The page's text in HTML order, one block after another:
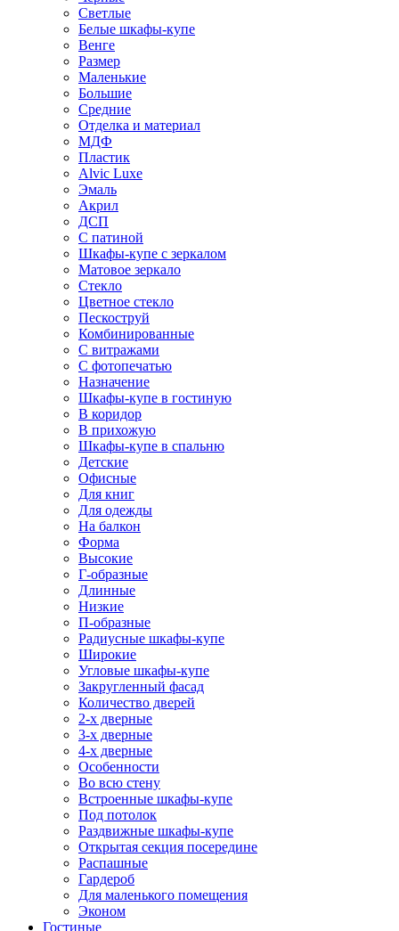
Светлые
Белые шкафы-купе
Венге
Размер
Маленькие
Большие
Средние
Отделка и материал
МДФ
Пластик
Alvic Luxe
Эмаль
Акрил
ДСП
С патиной
Шкафы-купе с зеркалом
Матовое зеркало
Стекло
Цветное стекло
Пескоструй
Комбинированные
С витражами
С фотопечатью
Назначение
Шкафы-купе в гостиную
В коридор
В прихожую
Шкафы-купе в спальню
Детские
Офисные
Для книг
Для одежды
На балкон
Форма
Высокие
Г-образные
Длинные
Низкие
П-образные
Радиусные шкафы-купе
Широкие
Угловые шкафы-купе
Закругленный фасад
Количество дверей
2-х дверные
3-х дверные
4-х дверные
Особенности
Во всю стену
Встроенные шкафы-купе
Под потолок
Раздвижные шкафы-купе
Открытая секция посередине
Распашные
Гардероб
Для маленького помещения
Эконом
Гостиные